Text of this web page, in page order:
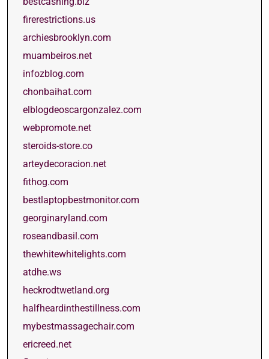
firerestrictions.us
archiesbrooklyn.com
muambeiros.net
infozblog.com
chonbaihat.com
elblogdeoscargonzalez.com
webpromote.net
steroids-store.co
arteydecoracion.net
fithog.com
bestlaptopbestmonitor.com
georginaryland.com
roseandbasil.com
thewhitewhitelights.com
atdhe.ws
heckrodtwetland.org
halfheardinthestillness.com
mybestmassagechair.com
ericreed.net